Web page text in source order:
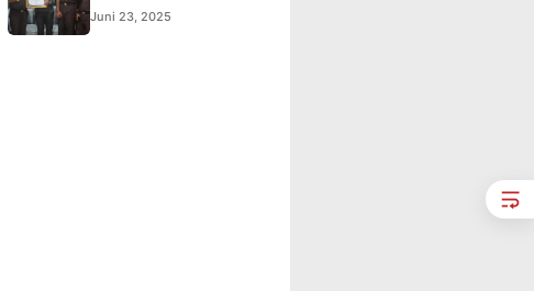
Apresiasi Sinergi
Juni 23, 2025